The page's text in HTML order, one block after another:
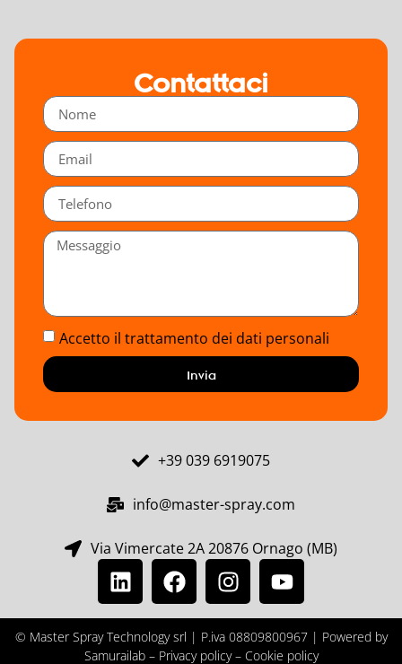
Contattaci
Accetto il trattamento dei dati personali
Invia
+39 039 6919075
info@master-spray.com
Via Vimercate 2A 20876 Ornago (MB)
© Master Spray Technology srl | P.iva 08809800967 | Powered by
Samurailab – Privacy policy – Cookie policy